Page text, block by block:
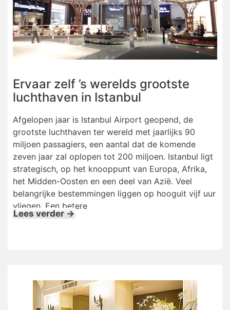
Ervaar zelf ’s werelds grootste
luchthaven in Istanbul
Afgelopen jaar is Istanbul Airport geopend, de
grootste luchthaven ter wereld met jaarlijks 90
miljoen passagiers, een aantal dat de komende
zeven jaar zal oplopen tot 200 miljoen. Istanbul ligt
strategisch, op het knooppunt van Europa, Afrika,
het Midden-Oosten en een deel van Azië. Veel
belangrijke bestemmingen liggen op hooguit vijf uur
vliegen. Een betere
Lees verder →